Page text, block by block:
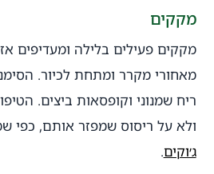
מקקים
מקקים פעילים בלילה ומעדיפים
מאחורי מקרר ומתחת לכיור.
ריח שמנוני וקופסאות ביצים.
ולא על ריסוס שמפזר אותם, כפי
ג׳וקים.